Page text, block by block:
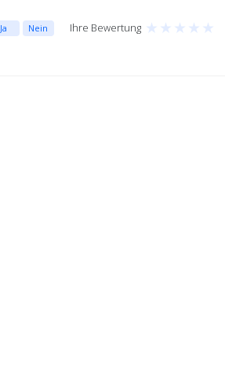
Ja Nein Ihre Bewertung ★ ★ ★ ★ ★